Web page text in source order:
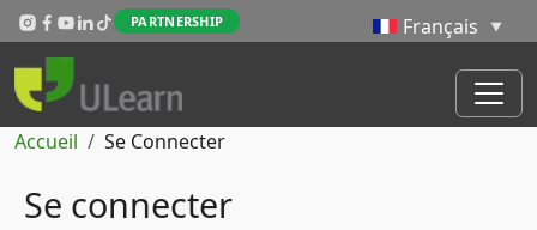
Aller au contenu principal
PARTNERSHIP
Fil d'Ariane
Accueil Se Connecter
Se connecter